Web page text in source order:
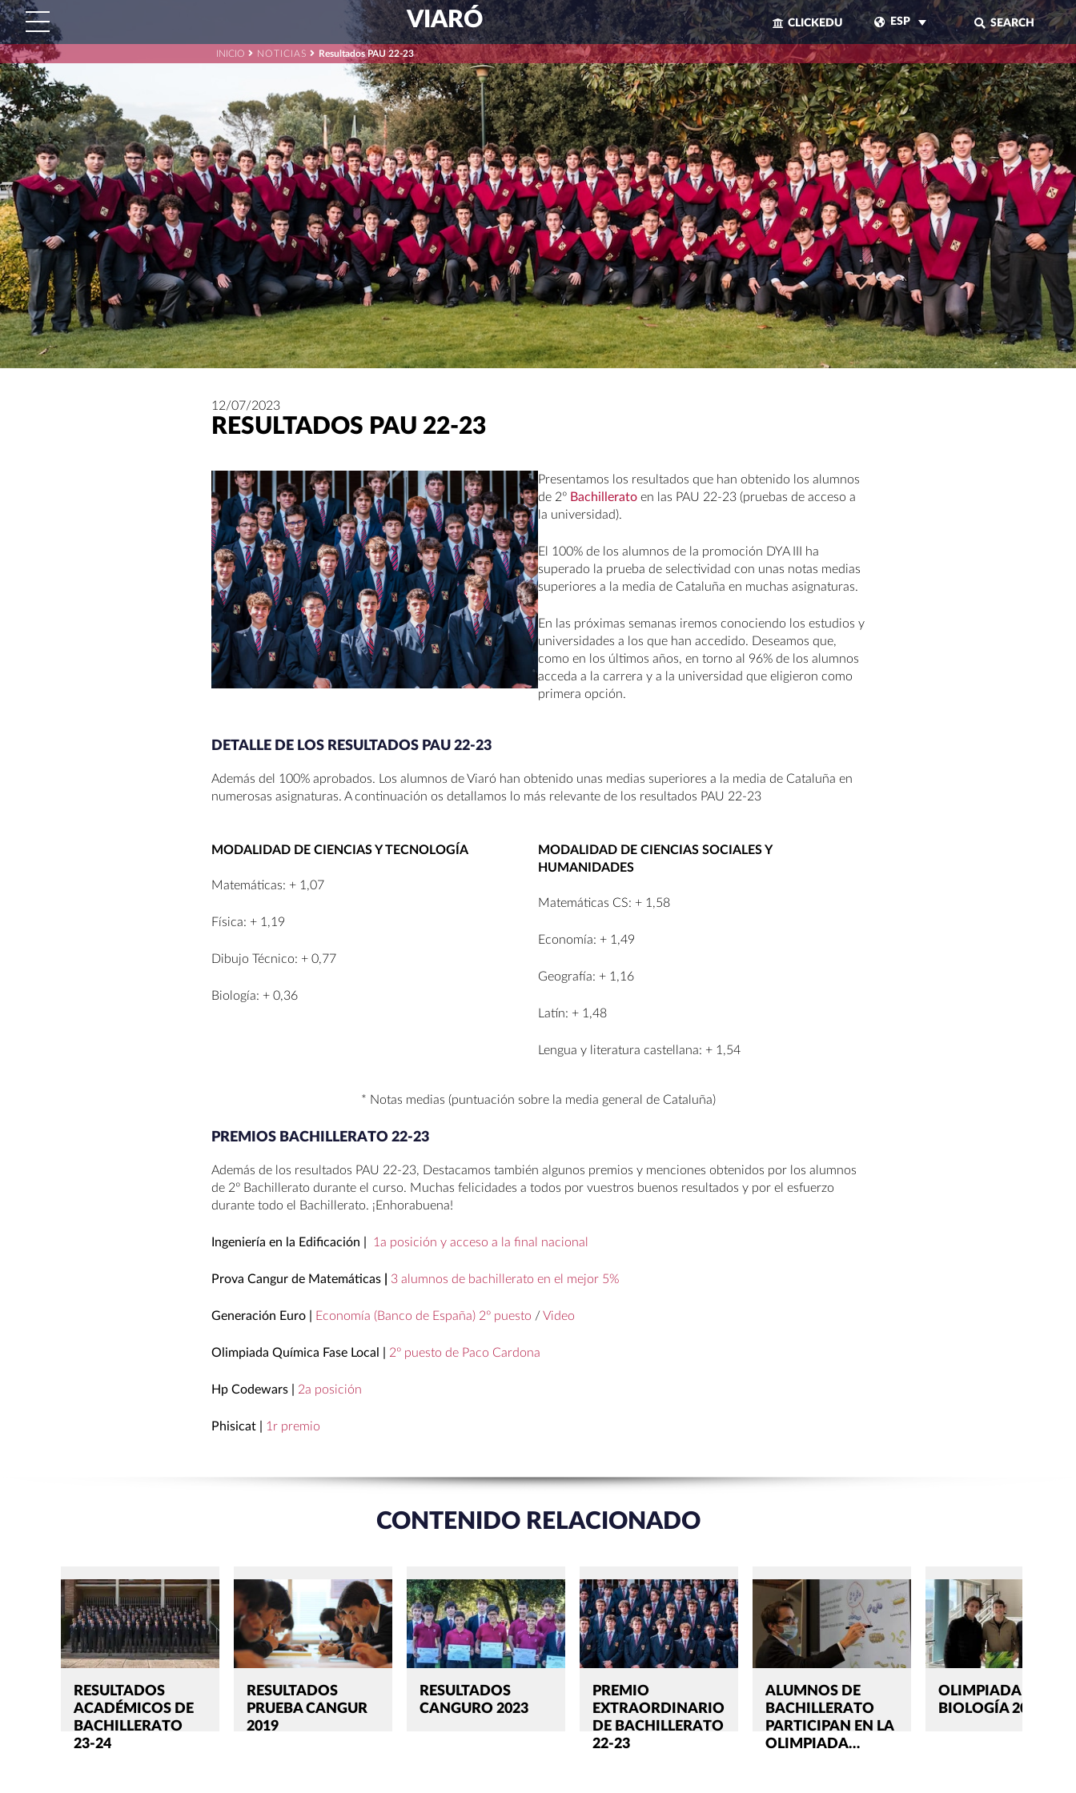
VIARÓ CLICKEDU ESP SEARCH
CERRAR
INICIO NOTICIAS Resultados PAU 22-23
12/07/2023
RESULTADOS PAU 22-23
Presentamos los resultados que han obtenido los alumnos
de 2º Bachillerato en las PAU 22-23 (pruebas de acceso a
la universidad).
El 100% de los alumnos de la promoción DYA III ha
superado la prueba de selectividad con unas notas medias
superiores a la media de Cataluña en muchas asignaturas.
En las próximas semanas iremos conociendo los estudios y
universidades a los que han accedido. Deseamos que,
como en los últimos años, en torno al 96% de los alumnos
acceda a la carrera y a la universidad que eligieron como
primera opción.
DETALLE DE LOS RESULTADOS PAU 22-23
Además del 100% aprobados. Los alumnos de Viaró han obtenido unas medias superiores a la media de Cataluña en
numerosas asignaturas. A continuación os detallamos lo más relevante de los resultados PAU 22-23
MODALIDAD DE CIENCIAS Y TECNOLOGÍA
Matemáticas: + 1,07
Física: + 1,19
Dibujo Técnico: + 0,77
Biología: + 0,36
MODALIDAD DE CIENCIAS SOCIALES Y
HUMANIDADES
Matemáticas CS: + 1,58
Economía: + 1,49
Geografía: + 1,16
Latín: + 1,48
Lengua y literatura castellana: + 1,54
* Notas medias (puntuación sobre la media general de Cataluña)
PREMIOS BACHILLERATO 22-23
Además de los resultados PAU 22-23, Destacamos también algunos premios y menciones obtenidos por los alumnos
de 2º Bachillerato durante el curso. Muchas felicidades a todos por vuestros buenos resultados y por el esfuerzo
durante todo el Bachillerato. ¡Enhorabuena!
Ingeniería en la Edificación | 1a posición y acceso a la final nacional
Prova Cangur de Matemáticas 3 alumnos de bachillerato en el mejor 5%
Generación Euro | Economía (Banco de España) 2º puesto /Video
Olimpiada Química Fase Local | 2º puesto de Paco Cardona
Hp Codewars | 2a posición
Phisicat | 1r premio
CONTENIDO RELACIONADO
RESULTADOS
ACADÉMICOS DE
BACHILLERATO
23-24
RESULTADOS
PRUEBA CANGUR
2019
RESULTADOS
CANGURO 2023
PREMIO
EXTRAORDINARIO
DE BACHILLERATO
22-23
ALUMNOS DE
BACHILLERATO
PARTICIPAN EN LA
OLIMPIADA…
OLIMPIADA DE
BIOLOGÍA 2024